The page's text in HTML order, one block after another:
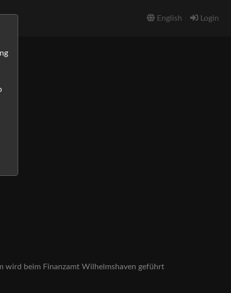
English Login
wird beim Finanzamt Wilhelmshaven geführt